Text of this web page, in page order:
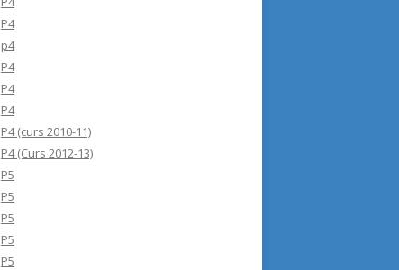
P4
p4
P4
P4
P4
P4 (curs 2010-11)
P4 (Curs 2012-13)
P5
P5
P5
P5
P5